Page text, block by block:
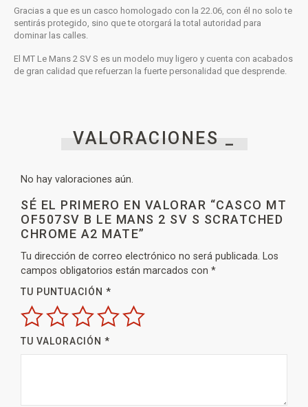
Gracias a que es un casco homologado con la 22.06, con él no solo te
sentirás protegido, sino que te otorgará la total autoridad para
dominar las calles.
El MT Le Mans 2 SV S es un modelo muy ligero y cuenta con acabados
de gran calidad que refuerzan la fuerte personalidad que desprende.
VALORACIONES _
No hay valoraciones aún.
SÉ EL PRIMERO EN VALORAR “CASCO MT
OF507SV B LE MANS 2 SV S SCRATCHED
CHROME A2 MATE”
Tu dirección de correo electrónico no será publicada. Los
campos obligatorios están marcados con *
TU PUNTUACIÓN *
TU VALORACIÓN *